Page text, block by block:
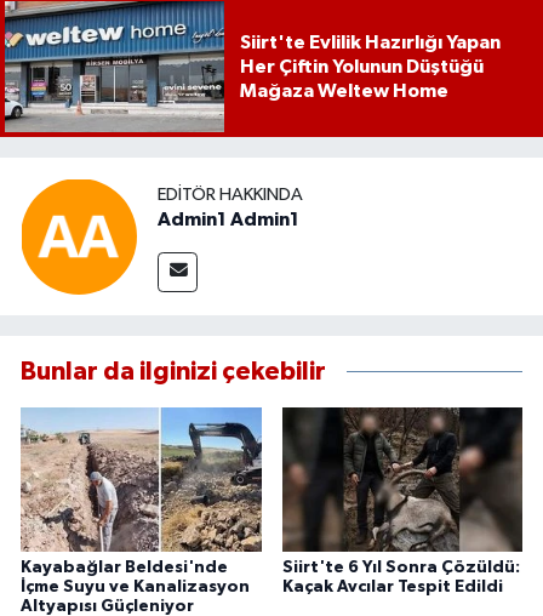
Siirt'te Evlilik Hazırlığı Yapan
Her Çiftin Yolunun Düştüğü
Mağaza Weltew Home
EDITÖR HAKKINDA
Admin1 Admin1
Bunlar da ilginizi çekebilir
Kayabağlar Beldesi'nde
İçme Suyu ve Kanalizasyon
Altyapısı Güçleniyor
Siirt'te 6 Yıl Sonra Çözüldü:
Kaçak Avcılar Tespit Edildi